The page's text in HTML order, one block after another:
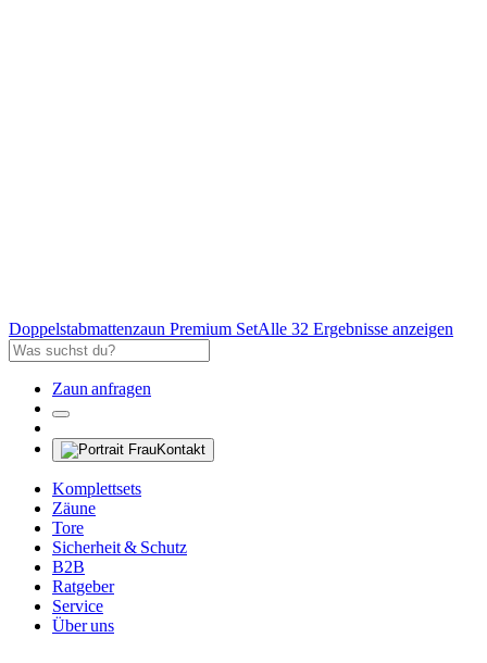
Doppelstabmattenzaun Premium SetAlle 32 Ergebnisse anzeigen
Zaun anfragen
Kontakt
Komplettsets
Zäune
Tore
Sicherheit & Schutz
B2B
Ratgeber
Service
Über uns